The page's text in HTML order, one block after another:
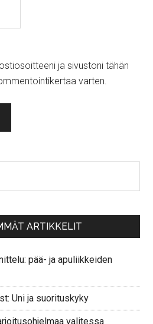
ja sivustoni tähän
varten.
ARTIKKELIT
pää- ja apuliikkeiden
Uni ja suorituskyky
valitessa